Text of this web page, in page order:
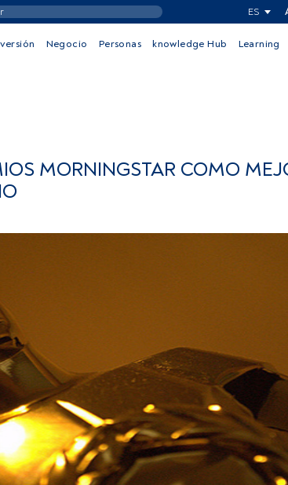
ES
Negocio Personas knowledge Hub Learning
MORNINGSTAR COMO